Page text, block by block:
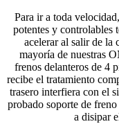
Para ir a toda
potentes y controlables
acelerar al salir de la
mayoría de nuestras
frenos delanteros de 4
recibe el tratamiento
trasero interfiera con el
probado soporte de
a disipar